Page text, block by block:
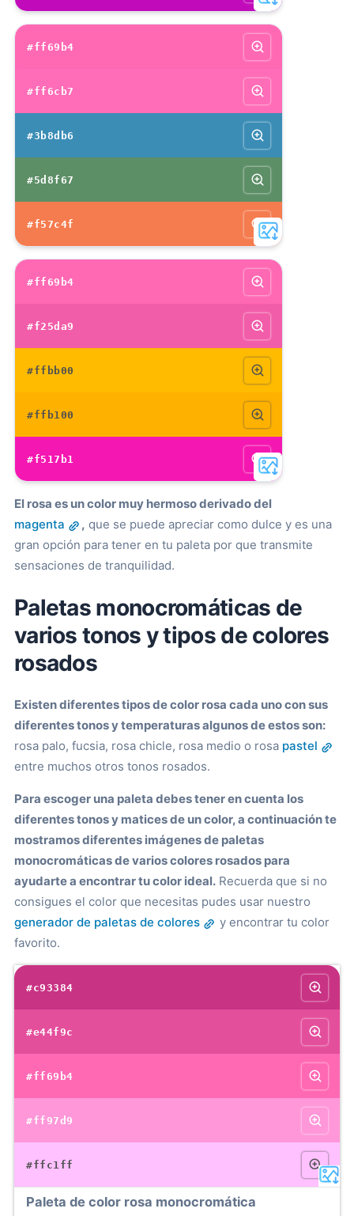
#ff69b4
#ff6cb7
#3b8db6
#5d8f67
#f57c4f
#ff69b4
#f25da9
#ffbb00
#ffb100
#f517b1
El rosa es un color muy hermoso derivado del
magenta
, que se puede apreciar como dulce y es una
gran opción para tener en tu paleta por que transmite
sensaciones de tranquilidad.
Paletas monocromáticas de
varios tonos y tipos de colores
rosados
Existen diferentes tipos de color rosa cada uno con sus
diferentes tonos y temperaturas algunos de estos son:
rosa palo, fucsia, rosa chicle, rosa medio o rosa pastel
entre muchos otros tonos rosados.
Para escoger una paleta debes tener en cuenta los
diferentes tonos y matices de un color, a continuación te
mostramos diferentes imágenes de paletas
monocromáticas de varios colores rosados para
ayudarte a encontrar tu color ideal. Recuerda que si no
consigues el color que necesitas pudes usar nuestro
generador de paletas de colores
y encontrar tu color
favorito.
#c93384
#e44f9c
#ff69b4
#ff97d9
#ffc1ff
Paleta de color rosa monocromática